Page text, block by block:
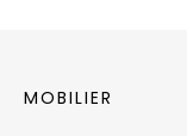
MOBILIER